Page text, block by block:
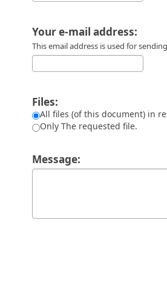
Your e-mail address:
This email address is used for
Files:
All files (of this document) in
Only The requested file.
Message: